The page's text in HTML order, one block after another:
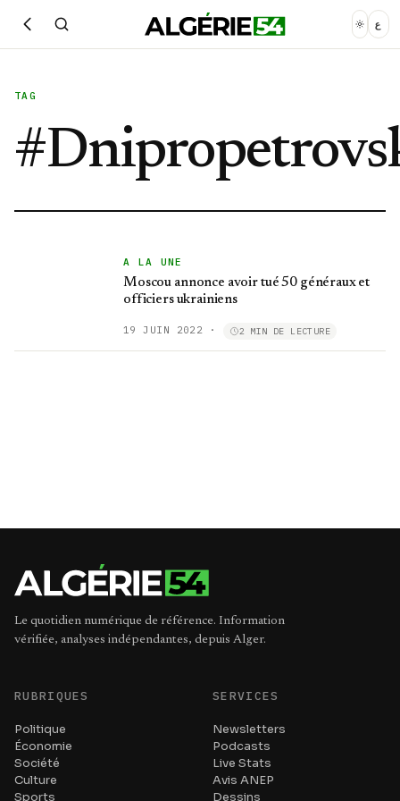
ع
TAG
#
A LA UNE
Moscou annonce avoir tué 50 généraux et
officiers ukrainiens
19 JUIN 2022 · 2 MIN DE LECTURE
Le quotidien numérique de référence. Information
vérifiée, analyses indépendantes, depuis Alger.
RUBRIQUES
Politique
Économie
Société
Culture
Sports
SERVICES
Newsletters
Podcasts
Live Stats
Avis ANEP
Dessins